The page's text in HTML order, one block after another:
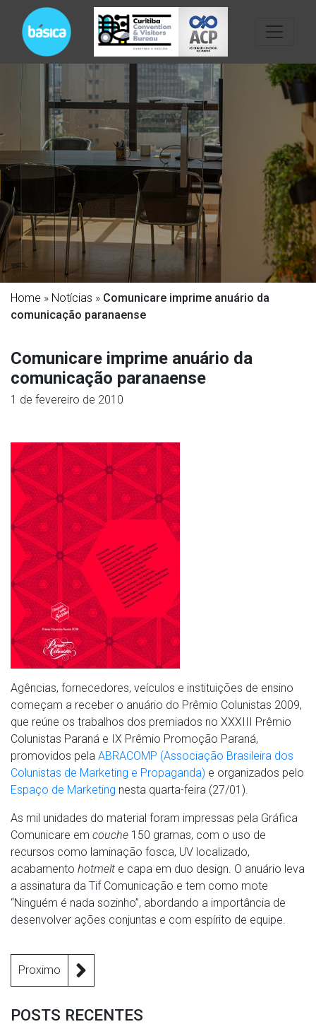
Home » Notícias » Comunicare imprime anuário da
comunicação paranaense
Comunicare imprime anuário da
comunicação paranaense
1 de fevereiro de 2010
Agências, fornecedores, veículos e instituições de ensino
começam a receber o anuário do Prêmio Colunistas 2009,
que reúne os trabalhos dos premiados no XXXIII Prêmio
Colunistas Paraná e IX Prêmio Promoção Paraná,
promovidos pela ABRACOMP (Associação Brasileira dos
Colunistas de Marketing e Propaganda) e organizados pelo
Espaço de Marketing nesta quarta-feira (27/01).
As mil unidades do material foram impressas pela Gráfica
Comunicare em couche 150 gramas, com o uso de
recursos como laminação fosca, UV localizado,
acabamento hotmelt e capa em duo design. O anuário leva
a assinatura da Tif Comunicação e tem como mote
“Ninguém é nada sozinho”, abordando a importância de
desenvolver ações conjuntas e com espírito de equipe.
Proximo
POSTS RECENTES